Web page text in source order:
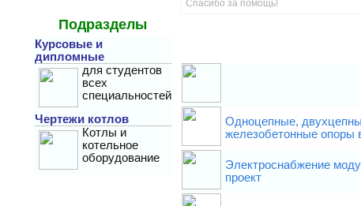
Подразделы
Курсовые и
дипломные
для студентов
всех
специальностей
Чертежи котлов
Котлы и
котельное
оборудование
Спасибо за помощь!
Одноцепные,
железобетонные опоры
Электроснабжение
проект